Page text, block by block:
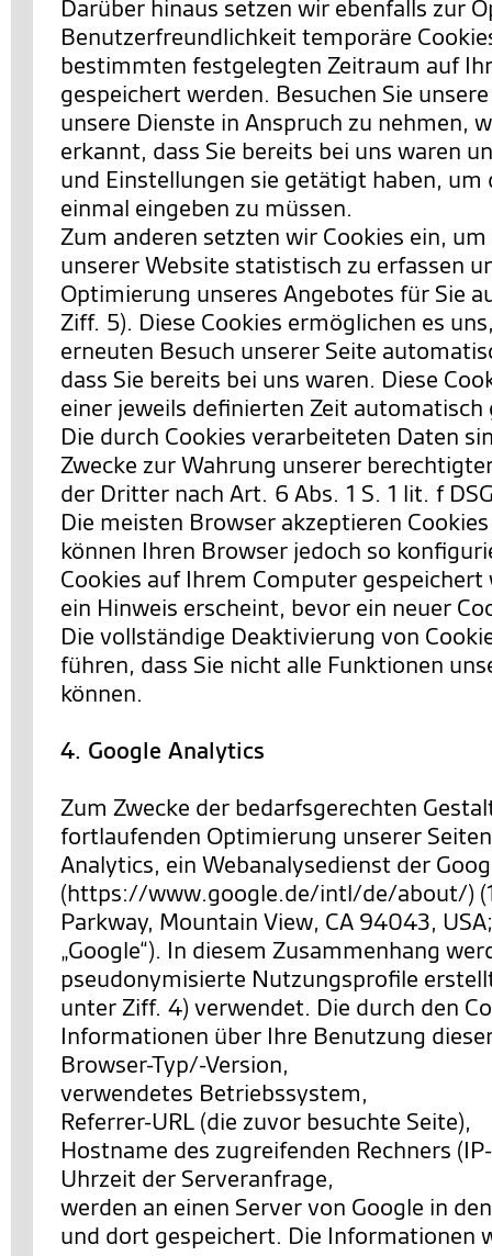
Darüber hinaus setzen wir ebenfalls zur
Benutzerfreundlichkeit temporäre
bestimmten festgelegten Zeitraum auf
gespeichert werden. Besuchen Sie
unsere Dienste in Anspruch zu nehmen,
erkannt, dass Sie bereits bei uns waren
und Einstellungen sie getätigt haben, um
einmal eingeben zu müssen.
Zum anderen setzten wir Cookies ein,
unserer Website statistisch zu erfassen
Optimierung unseres Angebotes für Sie
Ziff. 5). Diese Cookies ermöglichen es
erneuten Besuch unserer Seite
dass Sie bereits bei uns waren. Diese
einer jeweils definierten Zeit automatisch
Die durch Cookies verarbeiteten Daten
Zwecke zur Wahrung unserer
der Dritter nach Art. 6 Abs. 1 S. 1 lit. f
Die meisten Browser akzeptieren
können Ihren Browser jedoch so
Cookies auf Ihrem Computer
ein Hinweis erscheint, bevor ein neuer
Die vollständige Deaktivierung von
führen, dass Sie nicht alle Funktionen
können.
4. Google Analytics
Zum Zwecke der bedarfsgerechten
fortlaufenden Optimierung unserer
Analytics, ein Webanalysedienst der
(https://www.google.de/intl/de/about/)
Parkway, Mountain View, CA 94043,
„Google“). In diesem Zusammenhang
pseudonymisierte Nutzungsprofile
unter Ziff. 4) verwendet. Die durch den
Informationen über Ihre Benutzung
Browser-Typ/-Version,
verwendetes Betriebssystem,
Referrer-URL (die zuvor besuchte Seite),
Hostname des zugreifenden Rechners
Uhrzeit der Serveranfrage,
werden an einen Server von Google in
und dort gespeichert. Die Informationen